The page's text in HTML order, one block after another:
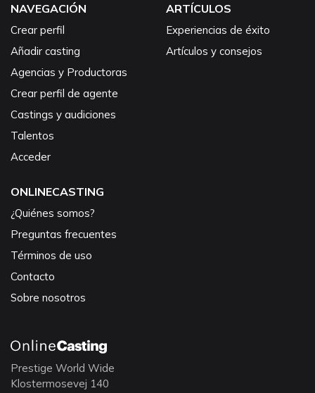
NAVEGACIÓN
Crear perfil
Añadir casting
Agencias y Productoras
Crear perfil de agente
Castings y audiciones
Talentos
Acceder
ARTÍCULOS
Experiencias de éxito
Artículos y consejos
ONLINECASTING
¿Quiénes somos?
Preguntas frecuentes
Términos de uso
Contacto
Sobre nosotros
Prestige World Wide
Klostermosevej 140